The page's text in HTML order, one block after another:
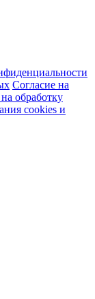
Согласие на
обработку
cookies и